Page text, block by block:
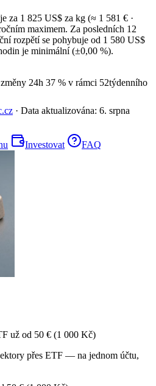
za 1 825 US$ za kg (≈ 1 581 € ·
maximem. Za posledních 12
rozpětí se pohybuje od 1 580 US$
je minimální (±0,00 %).
24h 37 % v rámci 52týdenního
· Data aktualizována: 6. srpna
Investovat FAQ
už od 50 € (1 000 Kč)
přes ETF — na jednom účtu,